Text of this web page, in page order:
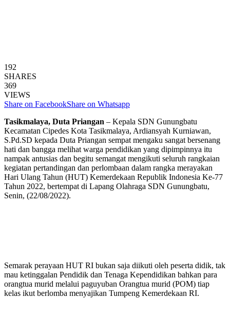
192
SHARES
369
VIEWS
Share on FacebookShare on Whatsapp
Tasikmalaya, Duta Priangan – Kepala SDN Gunungbatu
Kecamatan Cipedes Kota Tasikmalaya, Ardiansyah Kurniawan,
S.Pd.SD kepada Duta Priangan sempat mengaku sangat bersenang
hati dan bangga melihat warga pendidikan yang dipimpinnya itu
nampak antusias dan begitu semangat mengikuti seluruh rangkaian
kegiatan pertandingan dan perlombaan dalam rangka merayakan
Hari Ulang Tahun (HUT) Kemerdekaan Republik Indonesia Ke-77
Tahun 2022, bertempat di Lapang Olahraga SDN Gunungbatu,
Senin, (22/08/2022).
Semarak perayaan HUT RI bukan saja diikuti oleh peserta didik, tak
mau ketinggalan Pendidik dan Tenaga Kependidikan bahkan para
orangtua murid melalui paguyuban Orangtua murid (POM) tiap
kelas ikut berlomba menyajikan Tumpeng Kemerdekaan RI.